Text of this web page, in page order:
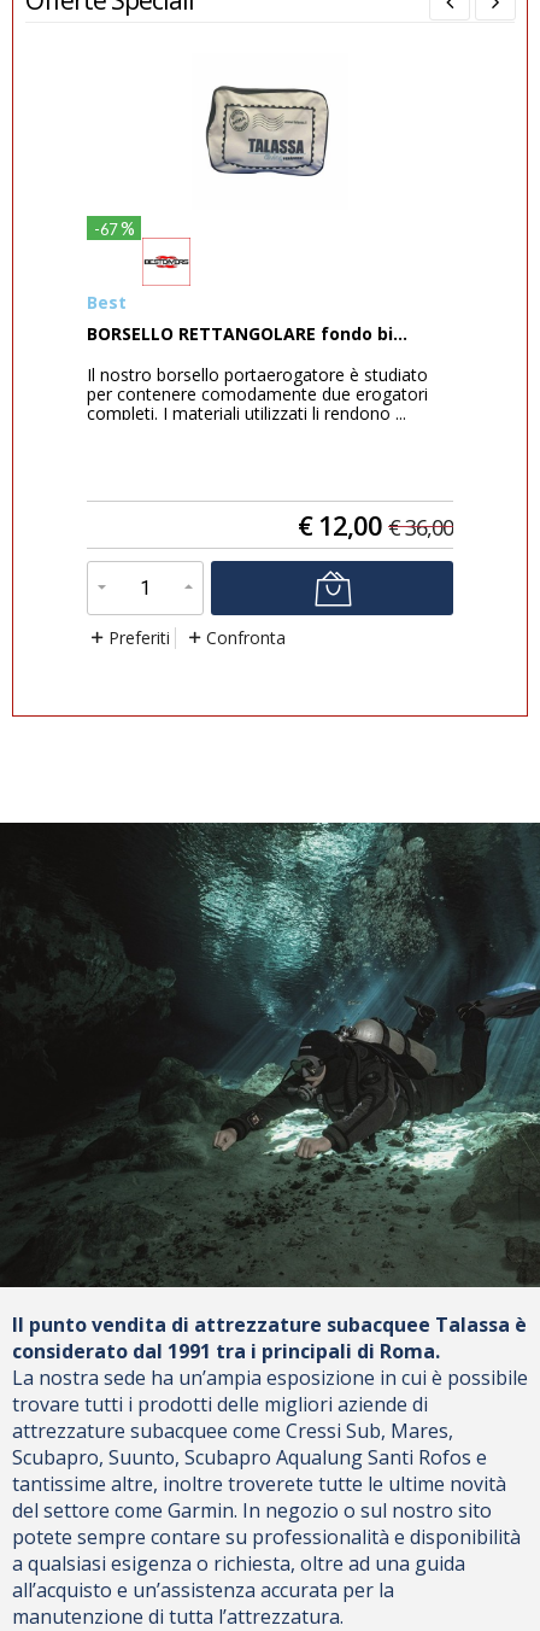
-67%
Best
BORSELLO RETTANGOLARE fondo bi...
Il nostro borsello portaerogatore è studiato
per contenere comodamente due erogatori
completi. I materiali utilizzati li rendono ...
€ 12,00 €36,00
Preferiti Confronta
Il punto vendita di attrezzature subacquee Talassa è
considerato dal 1991 tra i principali di Roma.
La nostra sede ha un’ampia esposizione in cui è possibile
trovare tutti i prodotti delle migliori aziende di
attrezzature subacquee come Cressi Sub, Mares,
Scubapro, Suunto, Scubapro Aqualung Santi Rofos e
tantissime altre, inoltre troverete tutte le ultime novità
del settore come Garmin. In negozio o sul nostro sito
potete sempre contare su professionalità e disponibilità
a qualsiasi esigenza o richiesta, oltre ad una guida
all’acquisto e un’assistenza accurata per la
manutenzione di tutta l’attrezzatura.